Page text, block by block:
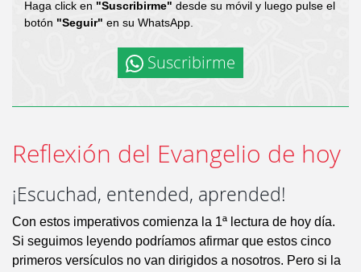
Haga click en "Suscribirme" desde su móvil y luego pulse el
botón "Seguir" en su WhatsApp.
Suscribirme
Reflexión del Evangelio de hoy
¡Escuchad, entended, aprended!
Con estos imperativos comienza la 1ª lectura de hoy día.
Si seguimos leyendo podríamos afirmar que estos cinco
primeros versículos no van dirigidos a nosotros. Pero si la